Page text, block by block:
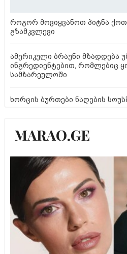
როგორ მოვიყვანოთ პიტნა
გზამკვლევი
ამერიკული ბრაუნი მზადდება
ინგრედიენტებით, რომლებიც
სამზარეულოში
ხორცის ბურთები ნაღების